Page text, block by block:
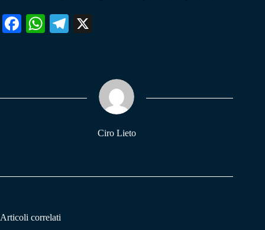
Fa W
pp
Te
m
Ciro Lieto
Articoli correlati